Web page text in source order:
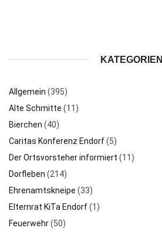
KATEGORIEN
Allgemein (395)
Alte Schmitte (11)
Bierchen (40)
Caritas Konferenz Endorf(5)
Der Ortsvorsteher informiert (11)
Dorfleben (214)
Ehrenamtskneipe (33)
Elternrat KiTa Endorf(1)
Feuerwehr(50)